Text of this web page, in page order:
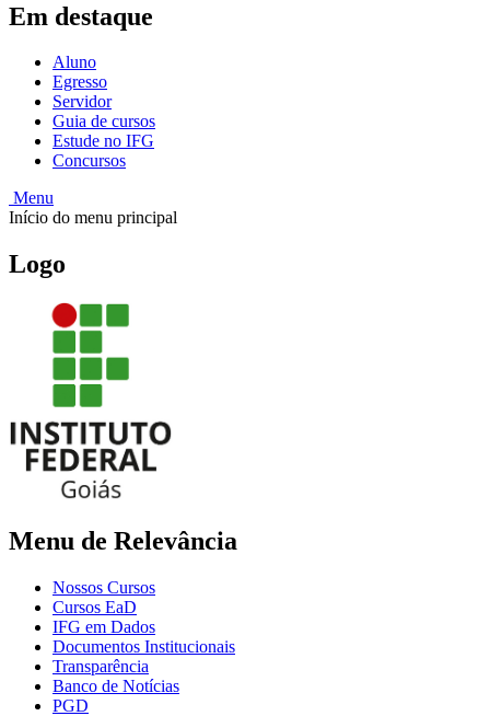
Em destaque
Aluno
Egresso
Servidor
Guia de cursos
Estude no IFG
Concursos
Menu
Início do menu principal
Logo
Menu de Relevância
Nossos Cursos
Cursos EaD
IFG em Dados
Documentos Institucionais
Transparência
Banco de Notícias
PGD